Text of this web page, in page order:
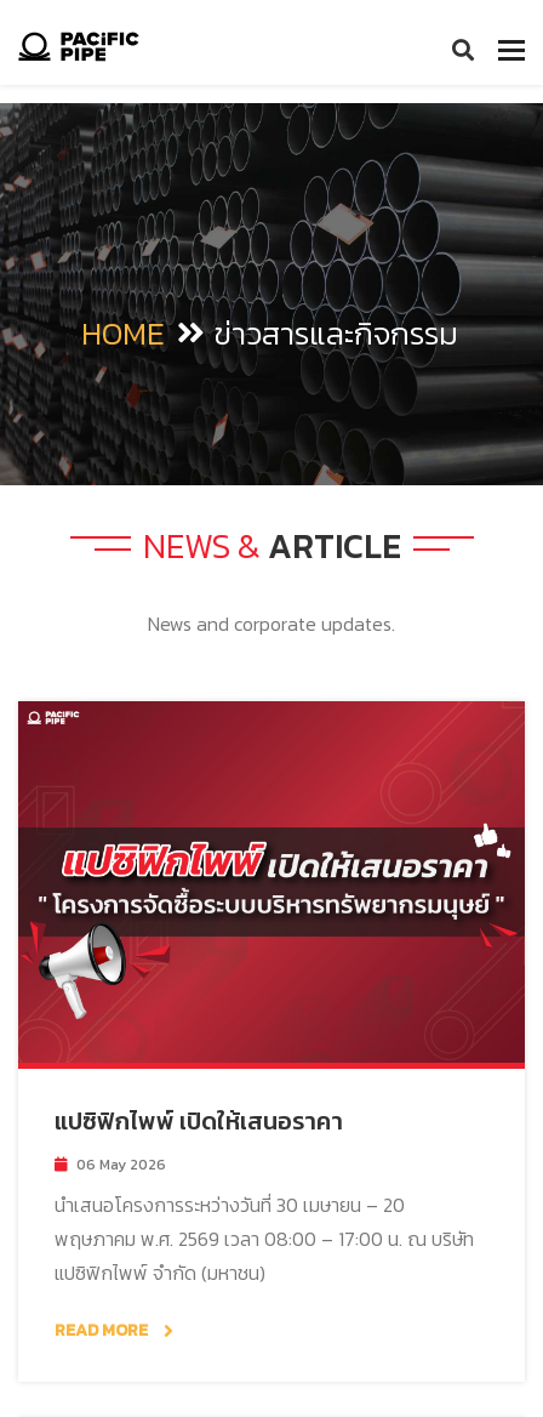
HOME ข่าวสารและกิจกรรม
NEWS &ARTICLE
News and corporate updates.
แปซิฟิกไพพ์ เปิดให้เสนอราคา
06 May 2026
นำเสนอโครงการระหว่างวันที่ 30 เมษายน – 20
พฤษภาคม พ.ศ. 2569 เวลา 08:00 – 17:00 น. ณ บริษัท
แปซิฟิกไพพ์ จำกัด (มหาชน)
READ MORE